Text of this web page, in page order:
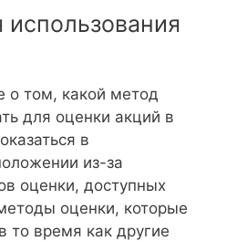
о том, какой метод
для оценки акций в
в
из-за
оценки, доступных
оценки, которые
то время как другие